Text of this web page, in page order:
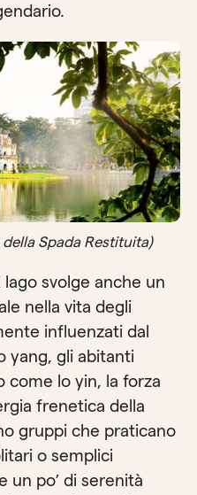
Spada Restituita)
svolge anche un
nella vita degli
influenzati dal
yang, gli abitanti
come lo yin, la forza
frenetica della
gruppi che praticano
o semplici
un po’ di serenità